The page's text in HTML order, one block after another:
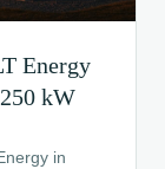
Energy
kW
in